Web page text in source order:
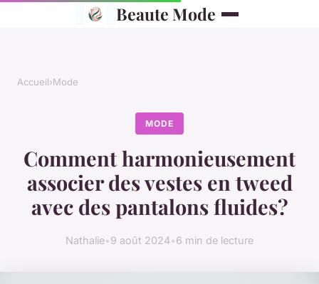
Beaute Mode
Accueil›Mode
MODE
Comment harmonieusement
associer des vestes en tweed
avec des pantalons fluides?
Nathalie•9 août 2024•6 min de lecture